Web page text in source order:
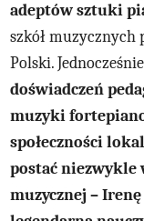
adeptów sztuki
szkół muzycznych
Polski.
doświadczeń
muzyki
społeczności
postać
muzycznej –